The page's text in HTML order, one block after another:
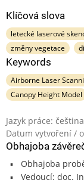
Klíčová slova
letecké laserové
změny vegetace
Keywords
Airborne Laser
Canopy Height Model
Jazyk práce: čeština
Datum vytvoření /
Obhajoba
Obhajoba
Vedoucí: doc.